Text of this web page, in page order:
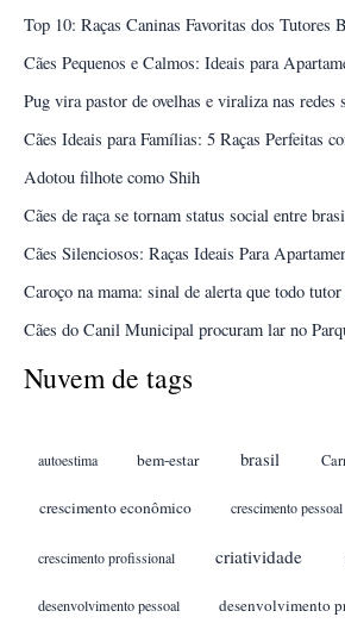
Top 10: Raças Caninas Favoritas dos Tutores
Cães Pequenos e Calmos: Ideais para
Pug vira pastor de ovelhas e viraliza nas redes
Cães Ideais para Famílias: 5 Raças Perfeitas
Adotou filhote como Shih
Cães de raça se tornam status social entre
Cães Silenciosos: Raças Ideais Para
Caroço na mama: sinal de alerta que todo tutor
Cães do Canil Municipal procuram lar no
Nuvem de tags
autoestima bem-estar brasil
crescimento econômico crescimento pessoal
crescimento profissional criatividade
desenvolvimento pessoal desenvolvimento